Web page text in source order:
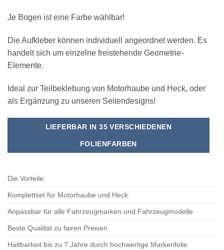
Je Bogen ist eine Farbe wählbar!
Die Aufkleber können individuell angeordnet werden. Es
handelt sich um einzelne freistehende Geometrie-
Elemente.
Ideal zur Teilbeklebung von Motorhaube und Heck, oder
als Ergänzung zu unseren Seitendesigns!
LIEFERBAR IN 35 VERSCHIEDENEN
FOLIENFARBEN
Die Vorteile:
Komplettset für Motorhaube und Heck.
Anpassbar für alle Fahrzeugmarken und Fahrzeugmodelle
Beste Qualität zu fairen Preisen
Haltbarkeit bis zu 7 Jahre durch hochwertige Markenfolie